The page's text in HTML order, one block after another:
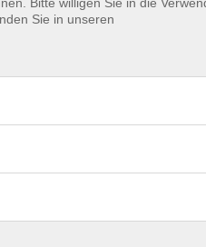
genießen"
Sie in unseren